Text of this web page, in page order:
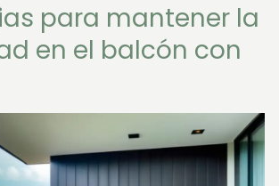
para mantener la
en el balcón con